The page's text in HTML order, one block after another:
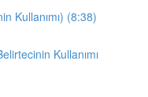
Kullanımı) (8:38)
Kullanımı